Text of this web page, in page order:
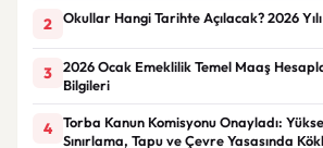
2 Okullar Hangi Tarihte Açılacak? 2026
3
2026 Ocak Emeklilik Temel Maaş
Bilgileri
4
Torba Kanun Komisyonu Onayladı:
Sınırlama, Tapu ve Çevre Yasasında